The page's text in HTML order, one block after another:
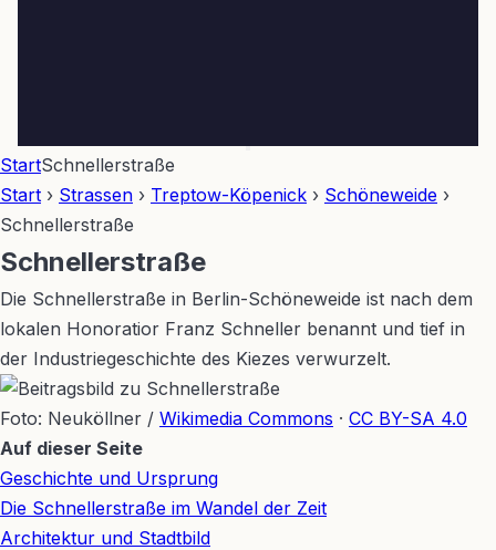
StartSchnellerstraße
Start › Strassen › Treptow-Köpenick › Schöneweide ›
Schnellerstraße
Schnellerstraße
Die Schnellerstraße in Berlin-Schöneweide ist nach dem
lokalen Honoratior Franz Schneller benannt und tief in
der Industriegeschichte des Kiezes verwurzelt.
Foto: Neuköllner / Wikimedia Commons · CC BY-SA 4.0
+
−
Leaflet|©OpenStreetMap
Auf dieser Seite
Geschichte und Ursprung
Die Schnellerstraße im Wandel der Zeit
Architektur und Stadtbild